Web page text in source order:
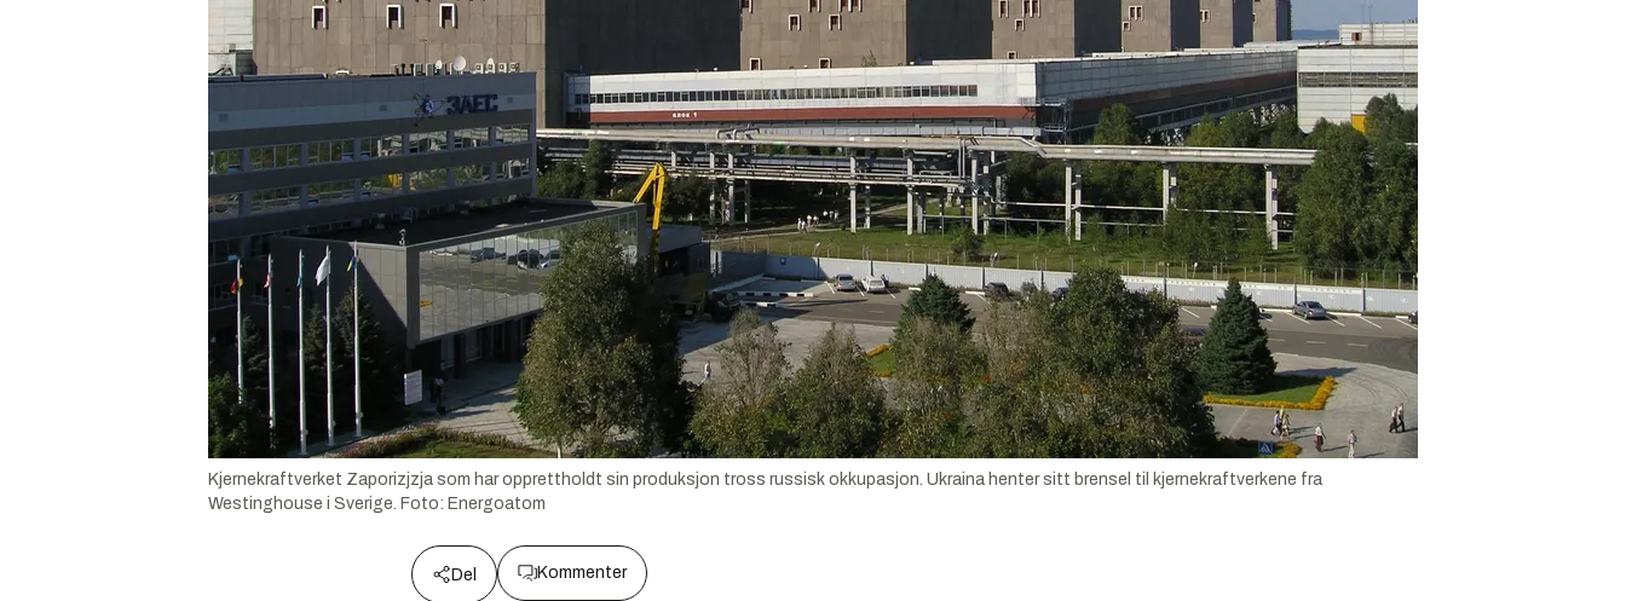
Kjernekraftverket Zaporizjzja som har opprettholdt sin produksjon tross russisk okkupasjon. Ukraina henter sitt brensel til kjernekraftverkene fra
Westinghouse i Sverige. Foto: Energoatom
Del Kommenter